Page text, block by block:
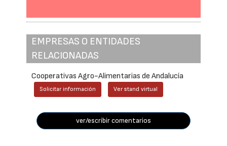
EMPRESAS O ENTIDADES
RELACIONADAS
Cooperativas Agro-Alimentarias de Andalucía
Solicitar información Ver stand virtual
ver/escribir comentarios